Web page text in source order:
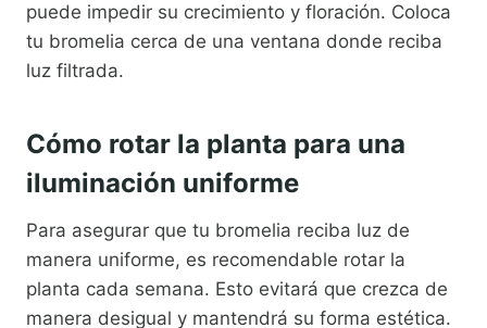
puede impedir su crecimiento y floración. Coloca
tu bromelia cerca de una ventana donde reciba
luz filtrada.
Cómo rotar la planta para una
iluminación uniforme
Para asegurar que tu bromelia reciba luz de
manera uniforme, es recomendable rotar la
planta cada semana. Esto evitará que crezca de
manera desigual y mantendrá su forma estética.